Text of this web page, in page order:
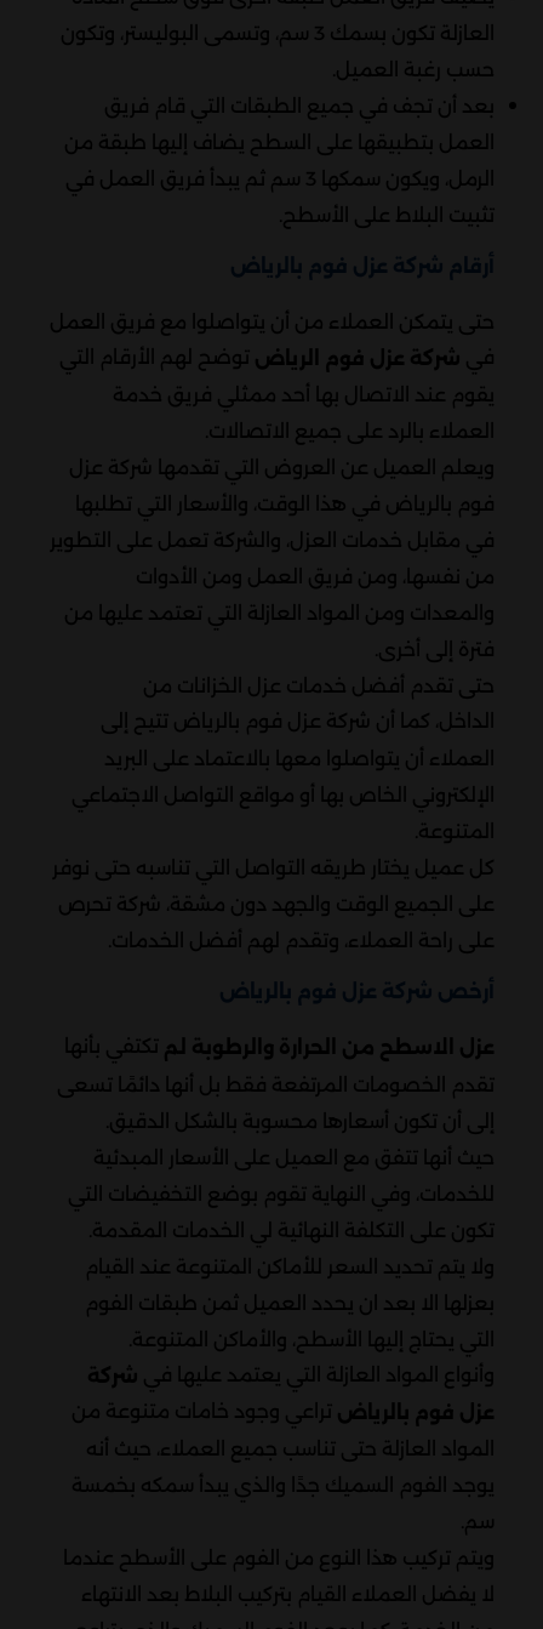
العازلة تكون بسمك 3 سم، وتسمى البوليستر، وتكون
حسب رغبة العميل.
بعد أن تجف في جميع الطبقات التي قام فريق
العمل بتطبيقها على السطح يضاف إليها طبقة من
الرمل، ويكون سمكها 3 سم ثم يبدأ فريق العمل في
تثبيت البلاط على الأسطح.
أرقام شركة عزل فوم بالرياض
حتى يتمكن العملاء من أن يتواصلوا مع فريق العمل
في شركة عزل فوم الرياض توضح لهم الأرقام التي
يقوم عند الاتصال بها أحد ممثلي فريق خدمة
العملاء بالرد على جميع الاتصالات.
ويعلم العميل عن العروض التي تقدمها شركة عزل
فوم بالرياض في هذا الوقت، والأسعار التي تطلبها
في مقابل خدمات العزل، والشركة تعمل على التطوير
من نفسها، ومن فريق العمل ومن الأدوات
والمعدات ومن المواد العازلة التي تعتمد عليها من
فترة إلى أخرى.
حتى تقدم أفضل خدمات عزل الخزانات من
الداخل، كما أن شركة عزل فوم بالرياض تتيح إلى
العملاء أن يتواصلوا معها بالاعتماد على البريد
الإلكتروني الخاص بها أو مواقع التواصل الاجتماعي
المتنوعة.
كل عميل يختار طريقه التواصل التي تناسبه حتى نوفر
على الجميع الوقت والجهد دون مشقة، شركة تحرص
على راحة العملاء، وتقدم لهم أفضل الخدمات.
أرخص شركة عزل فوم بالرياض
عزل الاسطح من الحرارة والرطوبة لم تكتفي بأنها
تقدم الخصومات المرتفعة فقط بل أنها دائمًا تسعى
إلى أن تكون أسعارها محسوبة بالشكل الدقيق.
حيث أنها تتفق مع العميل على الأسعار المبدئية
للخدمات، وفي النهاية تقوم بوضع التخفيضات التي
تكون على التكلفة النهائية لي الخدمات المقدمة.
ولا يتم تحديد السعر للأماكن المتنوعة عند القيام
بعزلها الا بعد ان يحدد العميل ثمن طبقات الفوم
التي يحتاج إليها الأسطح، والأماكن المتنوعة.
وأنواع المواد العازلة التي يعتمد عليها في شركة
عزل فوم بالرياض تراعي وجود خامات متنوعة من
المواد العازلة حتى تناسب جميع العملاء، حيث أنه
يوجد الفوم السميك جدًا والذي يبدأ سمكه بخمسة
سم.
ويتم تركيب هذا النوع من الفوم على الأسطح عندما
لا يفضل العملاء القيام بتركيب البلاط بعد الانتهاء